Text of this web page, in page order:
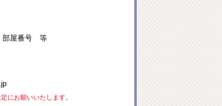
部屋番号 等
にお願いいたします。